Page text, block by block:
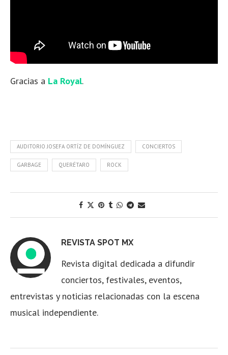
Gracias a La Royal.
AUDITORIO JOSEFA ORTÍZ DE DOMÍNGUEZ CONCIERTOS
GARBAGE QUERÉTARO ROCK
REVISTA SPOT MX
Revista digital dedicada a difundir
conciertos, festivales, eventos,
entrevistas y noticias relacionadas con la escena
musical independiente.